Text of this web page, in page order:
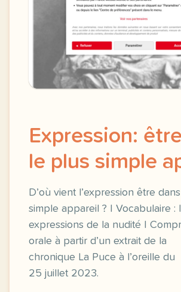
Expression:
le plus simple
D’où vient l’expression être
simple appareil ? | Vocabulaire :
expressions de la nudité |
orale à partir d’un extrait de la
chronique La Puce à l’oreille du
25 juillet 2023.